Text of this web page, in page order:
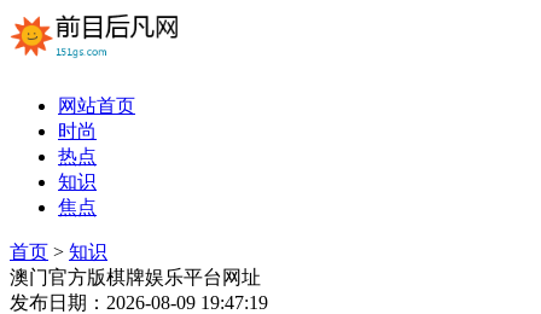
网站首页
时尚
热点
知识
焦点
首页 > 知识
澳门官方版棋牌娱乐平台网址
发布日期：2026-08-09 19:47:19